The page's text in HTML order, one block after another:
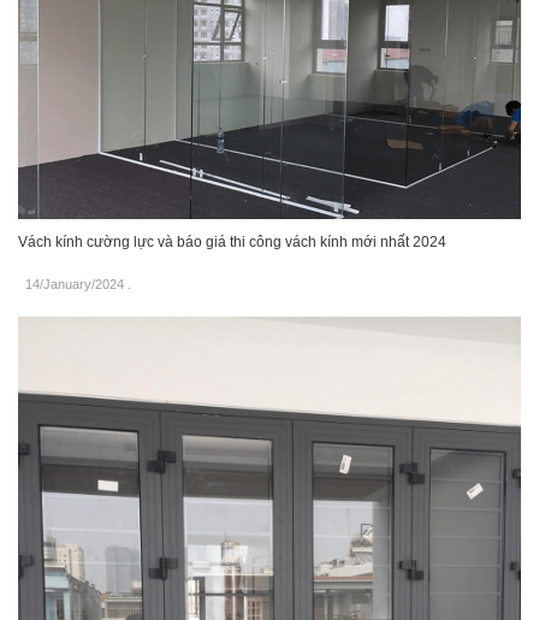
Vách kính cường lực và báo giá thi công vách kính mới nhất 2024
14/January/2024